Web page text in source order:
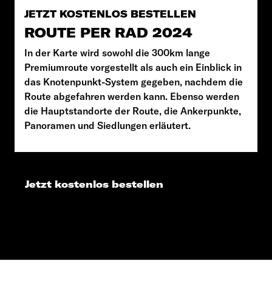
JETZT KOSTENLOS BESTELLEN
ROUTE PER RAD 2024
In der Karte wird sowohl die 300km lange
Premiumroute vorgestellt als auch ein Einblick in
das Knotenpunkt-System gegeben, nachdem die
Route abgefahren werden kann. Ebenso werden
die Hauptstandorte der Route, die Ankerpunkte,
Panoramen und Siedlungen erläutert.
Jetzt kostenlos bestellen